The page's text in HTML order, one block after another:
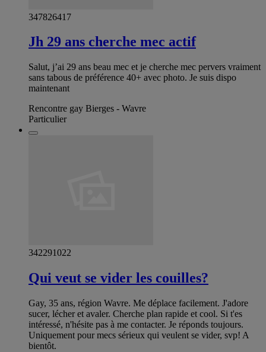
347826417
Jh 29 ans cherche mec actif
Salut, j’ai 29 ans beau mec et je cherche mec pervers vraiment
sans tabous de préférence 40+ avec photo. Je suis dispo
maintenant
Rencontre gay Bierges - Wavre
Particulier
342291022
Qui veut se vider les couilles?
Gay, 35 ans, région Wavre. Me déplace facilement. J'adore
sucer, lécher et avaler. Cherche plan rapide et cool. Si t'es
intéressé, n'hésite pas à me contacter. Je réponds toujours.
Uniquement pour mecs sérieux qui veulent se vider, svp! A
bientôt.